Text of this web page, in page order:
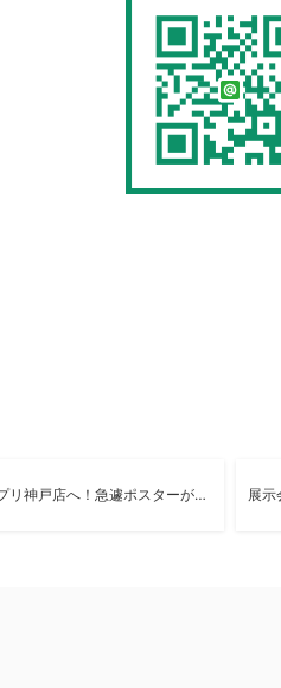
神戸でポスター印刷するならカンプリ神戸店へ！急遽ポスターが必要な方も！